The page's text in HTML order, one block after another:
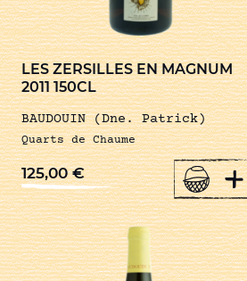
LES ZERSILLES EN MAGNUM
2011 150CL
BAUDOUIN (Dne. Patrick)
Quarts de Chaume
125,00€ +